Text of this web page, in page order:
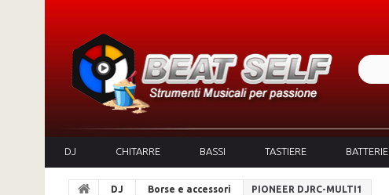
DJ CHITARRE BASSI TASTIERE BATTERIE
DJ Borse e accessori PIONEER DJRC-MULTI1